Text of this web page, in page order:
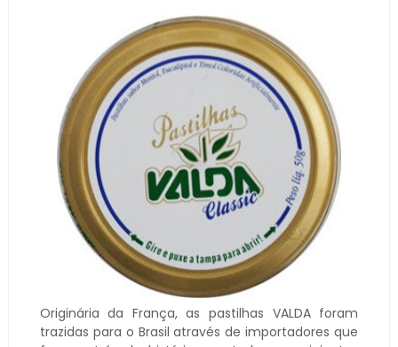
Originária da França, as pastilhas VALDA foram
trazidas para o Brasil através de importadores que